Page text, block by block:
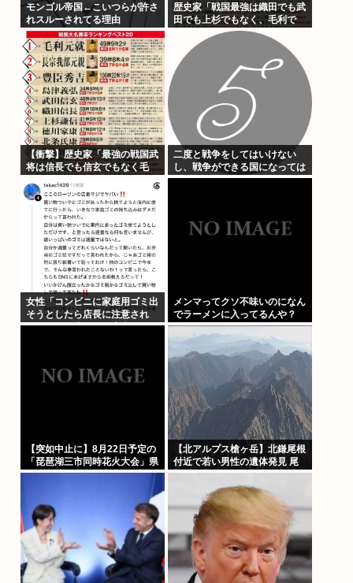
モンゴル帝国←こいつらが許さ
れスルーされてる理由
歴史家「戦国最強は織田でも武
田でも上杉でもなく、毛利で
【衝撃】歴史家「最強の戦国武
将は信長でも信玄でもなく毛
二度と戦争をしてはいけない
し、戦争ができる国になっては
いけない
女性「コンビニに家庭用ゴミ出
そうとしたら店長に注意され
た！もう二度とこの店来ねえ
メンマってクソ不味いのになん
でラーメンに入ってるんや？
【突如中止に】8月22日予定の
「琵琶湖三市同時花火大会」県
への申請なし 3自治体は関与せ
ず 5万円支払った飲食店も違和
【北アルプス槍ヶ岳】北鎌尾根
付近で若い男性の遺体発見 尾
根から数百メートル下の急斜面
県警のヘリコプターが捜索中に
見つける 付近では男子大学生
の行方がわからず 単独で1泊2
日の予定で入山も連絡取れず